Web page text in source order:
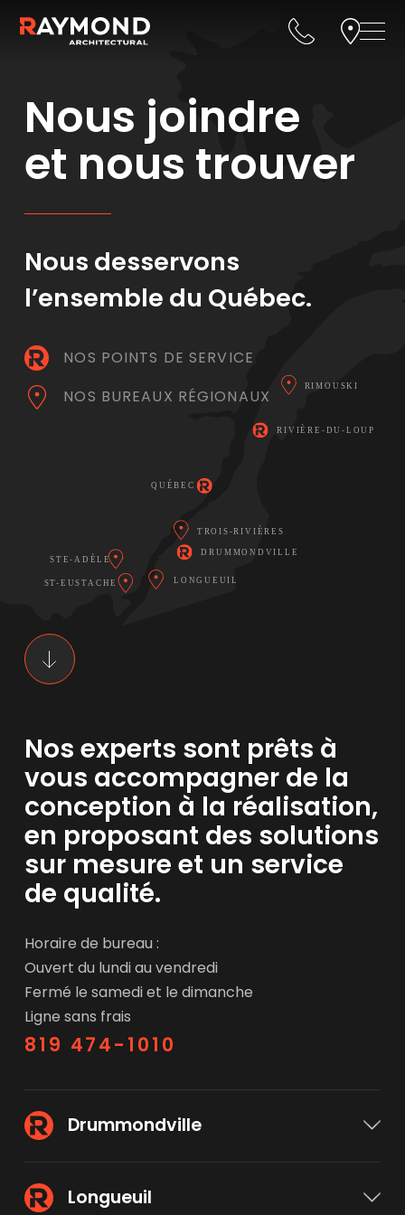
Nous joindre
et nous trouver
Nous desservons
l’ensemble du Québec.
NOS POINTS DE SERVICE
NOS BUREAUX RÉGIONAUX
Nos experts sont prêts à
vous accompagner de la
conception à la réalisation,
en proposant des solutions
sur mesure et un service
de qualité.
Horaire de bureau :
Ouvert du lundi au vendredi
Fermé le samedi et le dimanche
Ligne sans frais
819 474-1010
Drummondville
Drummondville, QC J2B 5T7
Longueuil